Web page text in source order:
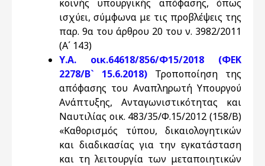
κοινής υπουργικής απόφασης, όπως
ισχύει, σύμφωνα με τις προβλέψεις της
παρ. 9α του άρθρου 20 του ν. 3982/2011
(Α΄ 143)
Υ.Α. οικ.64618/856/Φ15/2018 (ΦΕΚ
2278/Β` 15.6.2018) Τροποποίηση της
απόφασης του Αναπληρωτή Υπουργού
Ανάπτυξης, Ανταγωνιστικότητας και
Ναυτιλίας οικ. 483/35/Φ.15/2012 (158/Β)
«Καθορισμός τύπου, δικαιολογητικών
και διαδικασίας για την εγκατάσταση
και τη λειτουργία των μεταποιητικών